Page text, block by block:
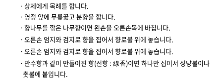
ㆍ상제에게 목례를 합니다.
ㆍ영정 앞에 무릎꿇고 분향을 합니다.
ㆍ향나무를 깎은 나무향이면 왼손을 오른손목에 바칩니다.
ㆍ오른손 엄지와 검지로 향을 집어서 향로불 위에 놓습니다.
ㆍ오른손 엄지와 검지로 향을 집어서 향로불 위에 놓습니다.
ㆍ만수향과 같이 만들어진 향(선향 : 線香)이면 하나만 집어서 성냥불이나
촛불에 붙입니다.